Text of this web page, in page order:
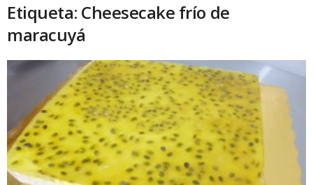
Etiqueta: Cheesecake frío de
maracuyá